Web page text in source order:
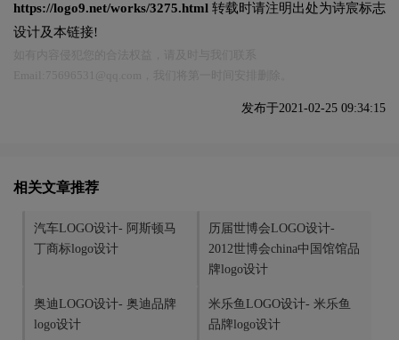
https://logo9.net/works/3275.html 转载时请注明出处为诗宸标志
设计及本链接!
发布于2021-02-25 09:34:15
相关文章推荐
汽车LOGO设计- 阿斯顿马
丁商标logo设计
历届世博会LOGO设计-
2012世博会china中国馆馆品
牌logo设计
奥迪LOGO设计- 奥迪品牌
logo设计
米乐鱼LOGO设计- 米乐鱼
品牌logo设计